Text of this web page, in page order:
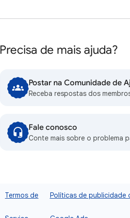
Precisa de mais ajuda?
Postar na Comunidade de
Receba respostas dos
Fale conosco
Conte mais sobre o problema
Termos de Políticas de publicidade